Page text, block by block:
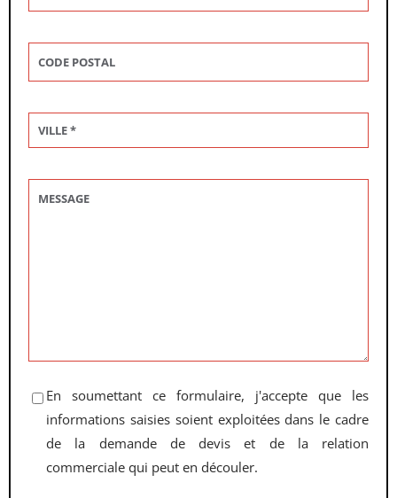
En soumettant ce formulaire, j'accepte que les
informations saisies soient exploitées dans le cadre
de la demande de devis et de la relation
commerciale qui peut en découler.